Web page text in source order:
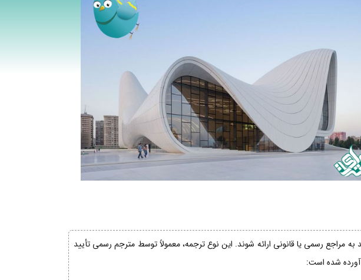
به مراجع رسمی یا قانونی ارائه شوند. این نوع ترجمه، معمولاً توسط مترجم رسمی تأیید
آورده شده است: